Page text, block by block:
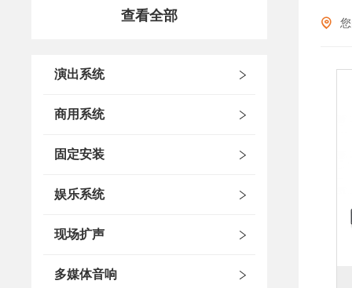
查看全部
演出系统
商用系统
固定安装
娱乐系统
现场扩声
多媒体音响